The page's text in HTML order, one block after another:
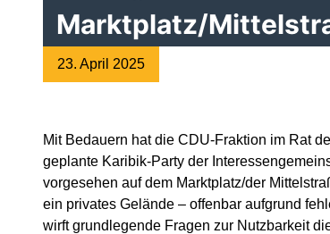
Marktplatz/
23. April 2025
Mit Bedauern hat die CDU-Fraktion im Rat
geplante Karibik-Party der
vorgesehen auf dem Marktplatz/der
ein privates Gelände – offenbar aufgrund
wirft grundlegende Fragen zur Nutzbarkeit